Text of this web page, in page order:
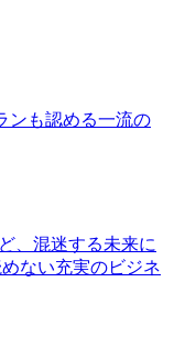
ンも認める一流の
、混迷する未来に
ない充実のビジネ